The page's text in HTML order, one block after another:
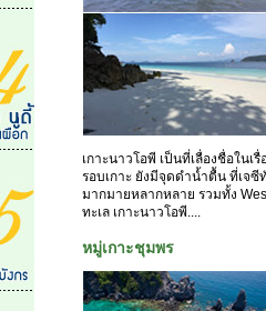
เกาะนาวโอพี เป็นที่เลื่องชื่อใน
รอบเกาะ ยังมีจุดดำน้ำตื้น ที่เจซี
มากมายหลากหลาย รวมทั้ง
ทะเล เกาะนาวโอพี....
หมู่เกาะชุมพร